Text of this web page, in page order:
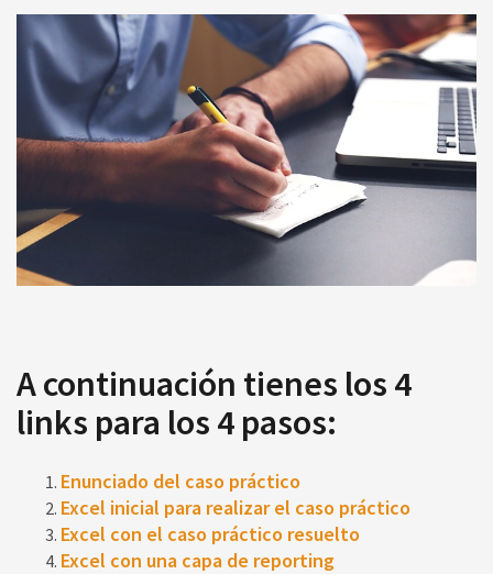
A continuación tienes los 4
links para los 4 pasos:
Enunciado del caso práctico
Excel inicial para realizar el caso práctico
Excel con el caso práctico resuelto
Excel con una capa de reporting